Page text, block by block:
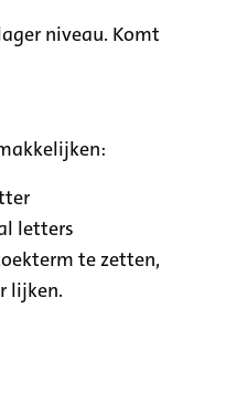
niveau. Komt
letters
te zetten,
lijken.